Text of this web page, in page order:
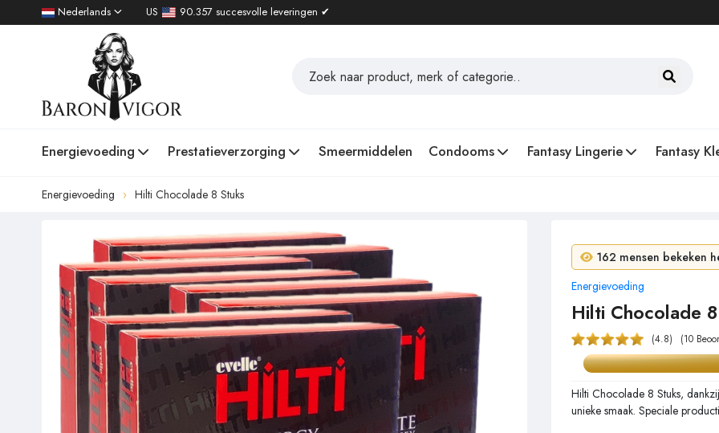
Nederlands US 90.357 succesvolle leveringen ✔
Energievoeding Prestatieverzorging Smeermiddelen Condooms Fantasy Lingerie Fantasy
Energievoeding Hilti Chocolade 8 Stuks
162 mensen bekeken
Energievoeding
Hilti Chocolade
(4.8)
(10
Hilti Chocolade 8 Stuks,
unieke smaak. Speciale